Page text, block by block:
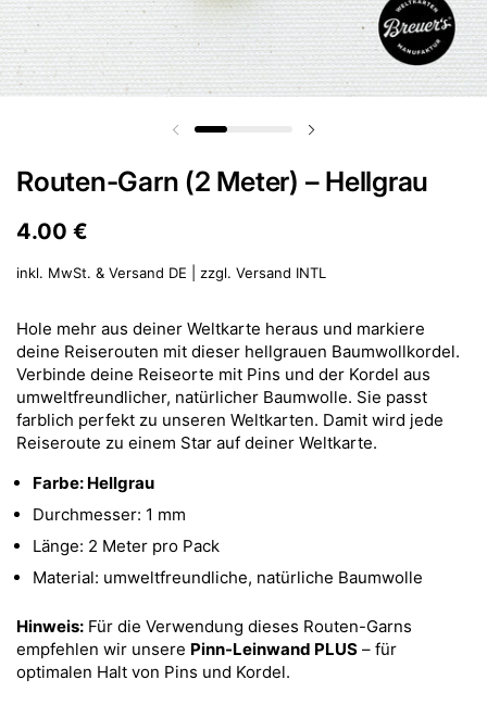
Vorherige Folie
Routen-Garn (2 Meter) – Hellgrau
Preis:
4.00 €
inkl. MwSt. & Versand DE | zzgl. Versand INTL
Hole mehr aus deiner Weltkarte heraus und markiere
deine Reiserouten mit dieser hellgrauen Baumwollkordel.
Verbinde deine Reiseorte mit Pins und der Kordel aus
umweltfreundlicher, natürlicher Baumwolle. Sie passt
farblich perfekt zu unseren Weltkarten. Damit wird jede
Reiseroute zu einem Star auf deiner Weltkarte.
Farbe: Hellgrau
Durchmesser: 1 mm
Länge: 2 Meter pro Pack
Material: umweltfreundliche, natürliche Baumwolle
Hinweis: Für die Verwendung dieses Routen-Garns
empfehlen wir unsere Pinn-Leinwand PLUS – für
optimalen Halt von Pins und Kordel.